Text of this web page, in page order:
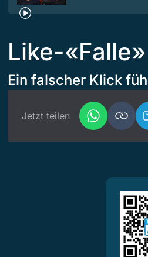
Like-
Ein falscher Klick
Jetzt teilen